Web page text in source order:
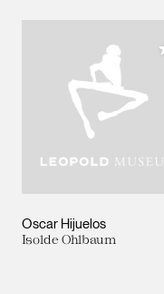
Oscar Hijuelos
Isolde Ohlbaum